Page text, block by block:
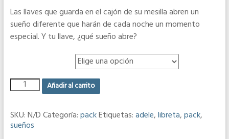
Las llaves que guarda en el cajón de su mesilla abren un
sueño diferente que harán de cada noche un momento
especial. Y tu llave, ¿qué sueño abre?
Añadir al carrito
SKU:N/DCategoría:packEtiquetas:adele,libreta,pack,
sueños